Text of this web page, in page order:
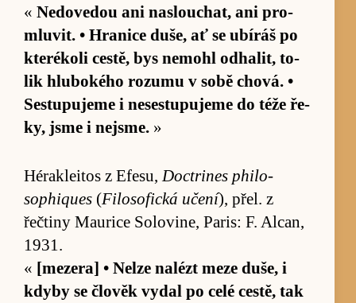
« Ne­dove­dou ani na­slou­chat, ani pro­
mlu­vit. • Hranice du­še, ať se ubí­ráš po
kte­rékoli ces­tě, bys ne­mohl od­ha­lit, to­
lik hlu­bokého ro­zumu v sobě chová. •
Se­stu­pujeme i ne­se­stu­pujeme do téže ře­
ky, jsme i nejsme. »
Héra­klei­tos z Efe­su, Doctri­nes phi­lo­
sophiques (Fi­lo­sofická učení), přel. z
řečtiny Mau­rice So­lovi­ne, Pa­ris: F. Al­can,
1931.
« [me­ze­ra] • Nelze nalézt meze du­še, i
kdyby se člověk vy­dal po celé ces­tě, tak